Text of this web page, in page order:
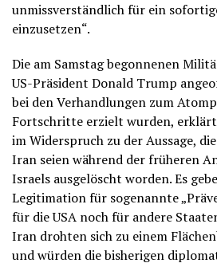
unmissverständlich für ein
einzusetzen“.
Die am Samstag begonnenen
US-Präsident Donald Trump
bei den Verhandlungen zum
Fortschritte erzielt wurden,
im Widerspruch zu der Aussage,
Iran seien während der früheren
Israels ausgelöscht worden. Es
Legitimation für sogenannte
für die USA noch für andere
Iran drohten sich zu einem
und würden die bisherigen